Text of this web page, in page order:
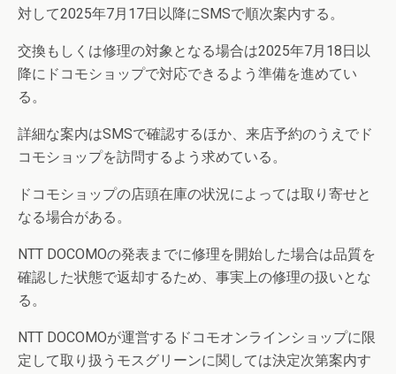
対して2025年7月17日以降にSMSで順次案内する。
交換もしくは修理の対象となる場合は2025年7月18日以
降にドコモショップで対応できるよう準備を進めてい
る。
詳細な案内はSMSで確認するほか、来店予約のうえでド
コモショップを訪問するよう求めている。
ドコモショップの店頭在庫の状況によっては取り寄せと
なる場合がある。
NTT DOCOMOの発表までに修理を開始した場合は品質を
確認した状態で返却するため、事実上の修理の扱いとな
る。
NTT DOCOMOが運営するドコモオンラインショップに限
定して取り扱うモスグリーンに関しては決定次第案内す